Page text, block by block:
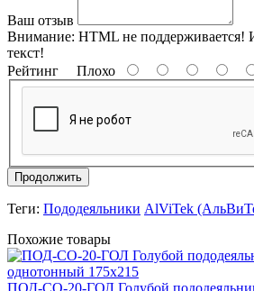
Ваш отзыв
Внимание: HTML не поддерживается!
текст!
Рейтинг Плохо
Продолжить
Теги: Пододеяльники AlViTek
Похожие товары
ПОД-СО-20-ГОЛ Голубой